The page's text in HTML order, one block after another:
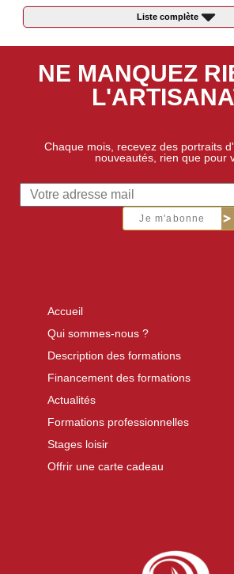
Liste complète
NE MANQUEZ
Chaque mois, recevez des portraits
nouveautés, rien que pour
Je m'abonne
Accueil
Qui sommes-nous ?
Description des formations
Financement des formations
Actualités
Formations professionnelles
Stages loisir
Offrir une carte cadeau